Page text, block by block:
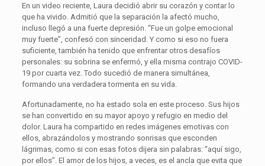
En un video reciente, Laura decidió abrir su corazón y contar lo
que ha vivido. Admitió que la separación la afectó mucho,
incluso llegó a una fuerte depresión. “Fue un golpe emocional
muy fuerte”, confesó con sinceridad. Y como si eso no fuera
suficiente, también ha tenido que enfrentar otros desafíos
personales: su sobrina se enfermó, y ella misma contrajo COVID-
19 por cuarta vez. Todo sucedió de manera simultánea,
formando una verdadera tormenta en su vida.
Afortunadamente, no ha estado sola en este proceso. Sus hijos
se han convertido en su mayor apoyo y refugio en medio del
dolor. Laura ha compartido en redes imágenes emotivas con
ellos, abrazándolos y mostrando sonrisas que esconden
lágrimas, como si con esas fotos dijera sin palabras: “aquí sigo,
por ellos”. El amor de los hijos, a veces, es el ancla que evita que